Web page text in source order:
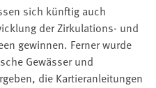
sich künftig auch
der Zirkulations- und
gewinnen. Ferner wurde
Gewässer und
die Kartieranleitungen